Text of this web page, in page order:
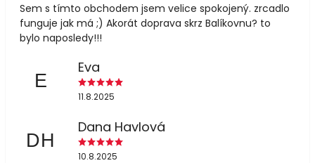
Sem s tímto obchodem jsem velice spokojený. zrcadlo
funguje jak má ;) Akorát doprava skrz Balíkovnu? to
bylo naposledy!!!
E
Eva
11.8.2025
DH
Dana Havlová
10.8.2025